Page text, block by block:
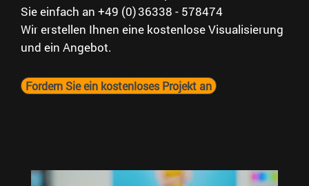
Sie einfach an +49 (0) 36338 - 578474
Wir erstellen Ihnen eine kostenlose Visualisierung
und ein Angebot.
Fordern Sie ein kostenloses Projekt an